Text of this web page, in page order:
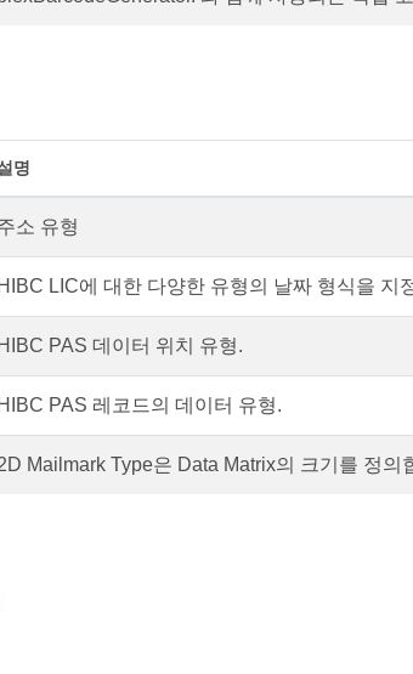
명
소 유형
HIBC LIC에 대한 다양한 유형의 날짜 형식을 지
HIBC PAS 데이터 위치 유형.
HIBC PAS 레코드의 데이터 유형.
Mailmark Type은 Data Matrix의 크기를 정의